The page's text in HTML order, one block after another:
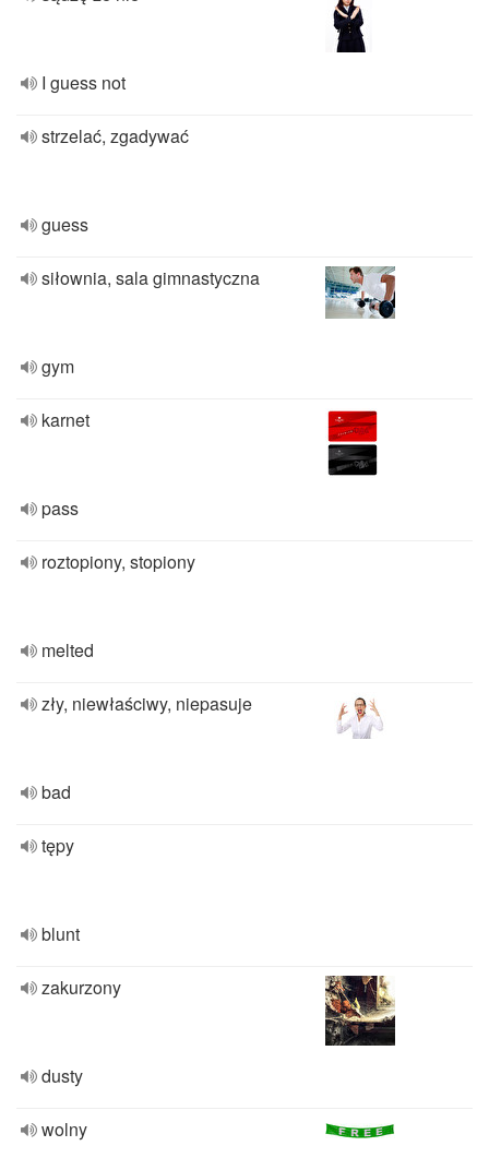
I guess not
strzelać, zgadywać
guess
siłownia, sala gimnastyczna
gym
karnet
pass
roztopiony, stopiony
melted
zły, niewłaściwy, niepasuje
bad
tępy
blunt
zakurzony
dusty
wolny